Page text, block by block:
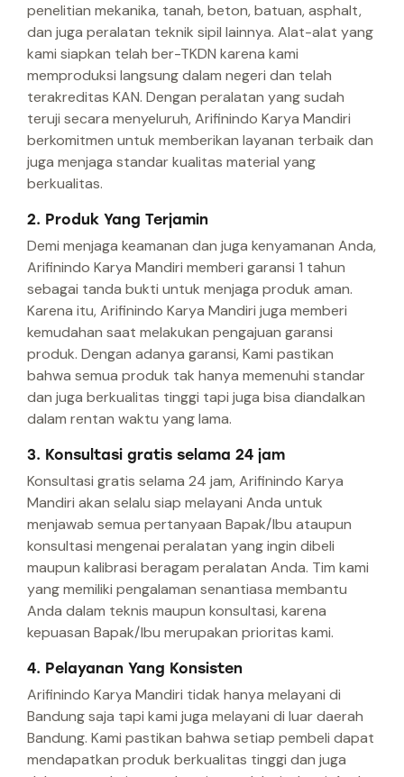
penelitian mekanika, tanah, beton, batuan, asphalt,
dan juga peralatan teknik sipil lainnya. Alat-alat yang
kami siapkan telah ber-TKDN karena kami
memproduksi langsung dalam negeri dan telah
terakreditas KAN. Dengan peralatan yang sudah
teruji secara menyeluruh, Arifinindo Karya Mandiri
berkomitmen untuk memberikan layanan terbaik dan
juga menjaga standar kualitas material yang
berkualitas.
2. Produk Yang Terjamin
Demi menjaga keamanan dan juga kenyamanan Anda,
Arifinindo Karya Mandiri memberi garansi 1 tahun
sebagai tanda bukti untuk menjaga produk aman.
Karena itu, Arifinindo Karya Mandiri juga memberi
kemudahan saat melakukan pengajuan garansi
produk. Dengan adanya garansi, Kami pastikan
bahwa semua produk tak hanya memenuhi standar
dan juga berkualitas tinggi tapi juga bisa diandalkan
dalam rentan waktu yang lama.
3. Konsultasi gratis selama 24 jam
Konsultasi gratis selama 24 jam, Arifinindo Karya
Mandiri akan selalu siap melayani Anda untuk
menjawab semua pertanyaan Bapak/Ibu ataupun
konsultasi mengenai peralatan yang ingin dibeli
maupun kalibrasi beragam peralatan Anda. Tim kami
yang memiliki pengalaman senantiasa membantu
Anda dalam teknis maupun konsultasi, karena
kepuasan Bapak/Ibu merupakan prioritas kami.
4. Pelayanan Yang Konsisten
Arifinindo Karya Mandiri tidak hanya melayani di
Bandung saja tapi kami juga melayani di luar daerah
Bandung. Kami pastikan bahwa setiap pembeli dapat
mendapatkan produk berkualitas tinggi dan juga